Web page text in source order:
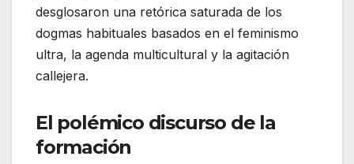
desglosaron una retórica saturada de los
dogmas habituales basados en el feminismo
ultra, la agenda multicultural y la agitación
callejera.
El polémico discurso de la
formación